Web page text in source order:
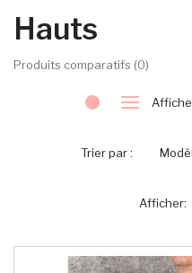
Hauts
Produits comparatifs (0)
Trier par :
Afficher: